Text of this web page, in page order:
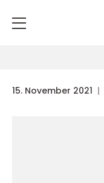
15. November 2021